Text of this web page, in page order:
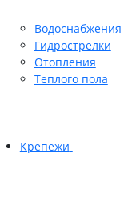
Водоснабжения
Гидрострелки
Отопления
Теплого пола
Крепежи